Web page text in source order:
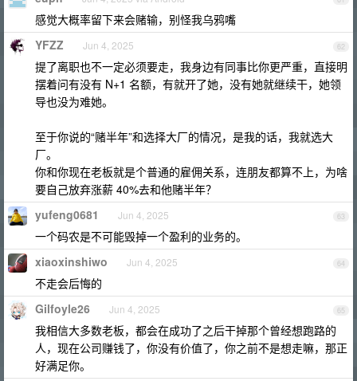
感觉大概率留下来会赌输，别怪我乌鸦嘴
62
YFZZ Jun 4, 2025
提了离职也不一定必须要走，我身边有同事比你更严重，直接明
摆着问有没有 N+1 名额，有就开了她，没有她就继续干，她领
导也没为难她。
至于你说的“赌半年”和选择大厂的情况，是我的话，我就选大
厂。
你和你现在老板就是个普通的雇佣关系，连朋友都算不上，为啥
要自己放弃涨薪 40%去和他赌半年？
63
yufeng0681 Jun 4, 2025
一个码农是不可能毁掉一个盈利的业务的。
64
xiaoxinshiwo Jun 4, 2025
不走会后悔的
65
Gilfoyle26 Jun 4, 2025
我相信大多数老板，都会在成功了之后干掉那个曾经想跑路的
人，现在公司赚钱了，你没有价值了，你之前不是想走嘛，那正
好满足你。